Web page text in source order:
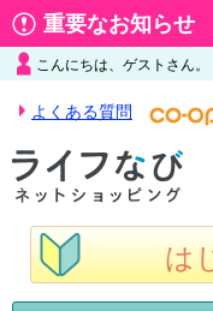
重要なお知らせ
こんにちは、ゲストさん。
よくある質問
は